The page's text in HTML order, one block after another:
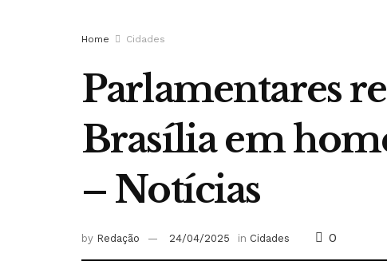
Home Cidades
Parlamentares
Brasília em
– Notícias
by Redação 24/04/2025 in Cidades 0